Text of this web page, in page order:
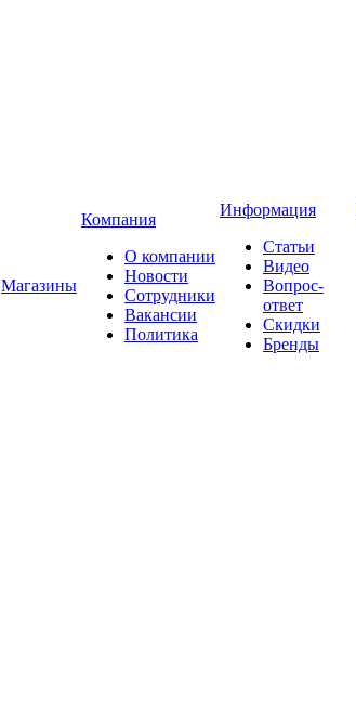
Магазины
Компания
О компании
Новости
Сотрудники
Вакансии
Политика
Информация
Статьи
Видео
Вопрос-
ответ
Скидки
Бренды